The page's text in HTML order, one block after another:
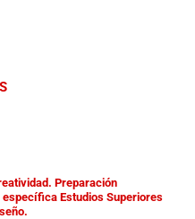
Preparación
Estudios Superiores